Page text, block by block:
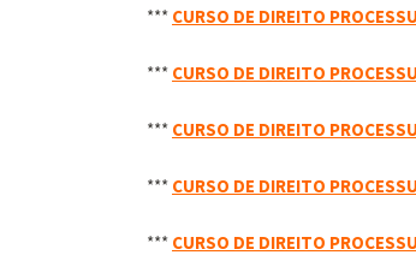
*** CURSO DE DIREITO
*** CURSO DE DIREITO
*** CURSO DE DIREITO
*** CURSO DE DIREITO
*** CURSO DE DIREITO